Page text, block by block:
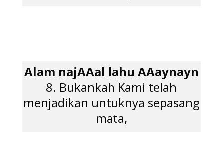
Alam najAAal lahu AAaynayn
8. Bukankah Kami telah
menjadikan untuknya sepasang
mata,